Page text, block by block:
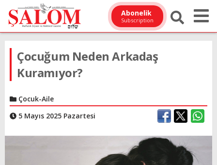
Abonelik
Subscription
Çocuğum Neden Arkadaş
Kuramıyor?
Çocuk-Aile
5 Mayıs 2025 Pazartesi